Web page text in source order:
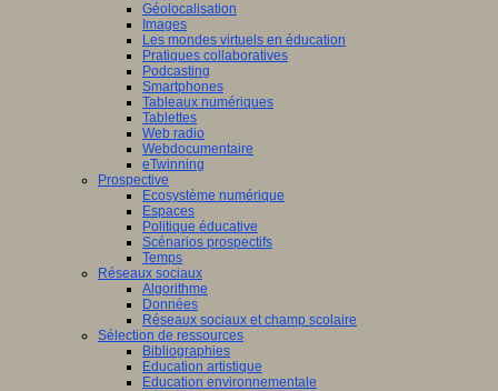
Géolocalisation
Images
Les mondes virtuels en éducation
Pratiques collaboratives
Podcasting
Smartphones
Tableaux numériques
Tablettes
Web radio
Webdocumentaire
eTwinning
Prospective
Ecosystème numérique
Espaces
Politique éducative
Scénarios prospectifs
Temps
Réseaux sociaux
Algorithme
Données
Réseaux sociaux et champ scolaire
Sélection de ressources
Bibliographies
Education artistique
Education environnementale